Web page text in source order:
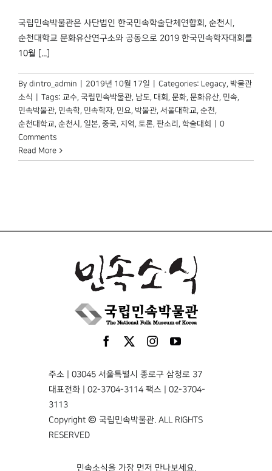
국립민속박물관은 사단법인 한국민속학술단체연합회, 순천시,
순천대학교 문화유산연구소와 공동으로 2019 한국민속학자대회를
10월 [...]
By dintro_admin 2019년 10월 17일 Categories: Legacy, 박물관
소식
Tags: 교수, 국립민속박물관, 남도, 대회 , 문화, 문화유산, 민속,
민속박물관, 민속학, 민속학자, 민요, 박물관, 서울대학교, 순천,
순천대학교, 순천시 , 일본, 중국, 지역, 토론, 판소리 , 학술대회
0
Comments
Read More
주소 | 03045 서울특별시 종로구 삼청로 37
대표전화 | 02-3704-3114 팩스 | 02-3704-
3113
Copyright © 국립민속박물관. ALL RIGHTS
RESERVED
민속소식을 가장 먼저 만나보세요.